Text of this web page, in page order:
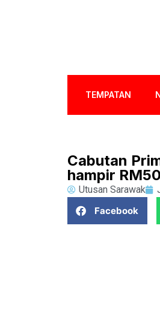
TEMPATAN
Cabutan
hampir
Utusan Sarawak
Facebook